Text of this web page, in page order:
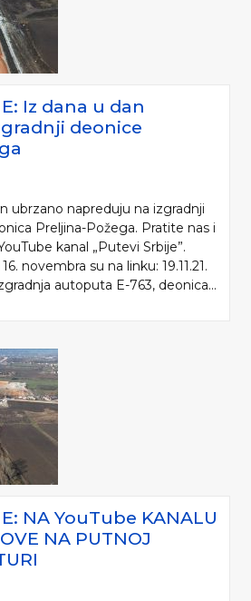
Iz dana u dan
deonice
ubrzano napreduju na izgradnji
Preljina-Požega. Pratite nas i
kanal „Putevi Srbije”.
novembra su na linku: 19.11.21.
autoputa E-763, deonica...
NA YouTube KANALU
NA PUTNOJ